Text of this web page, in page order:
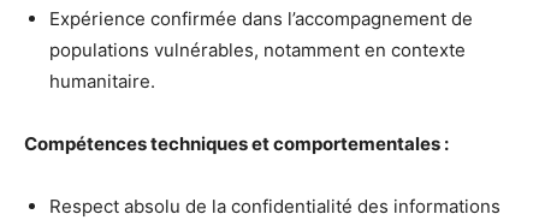
Expérience confirmée dans l’accompagnement de
populations vulnérables, notamment en contexte
humanitaire.
Compétences techniques et comportementales :
Respect absolu de la confidentialité des informations